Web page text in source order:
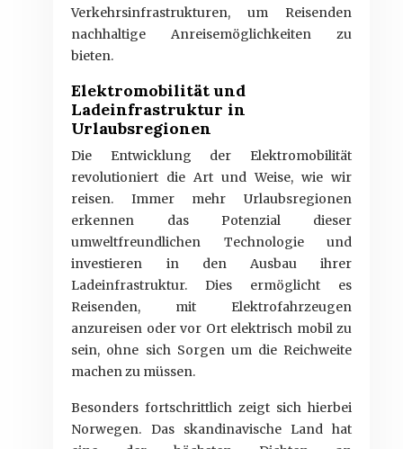
Verkehrsinfrastrukturen, um Reisenden
nachhaltige Anreisemöglichkeiten zu
bieten.
Elektromobilität und
Ladeinfrastruktur in
Urlaubsregionen
Die Entwicklung der Elektromobilität
revolutioniert die Art und Weise, wie wir
reisen. Immer mehr Urlaubsregionen
erkennen das Potenzial dieser
umweltfreundlichen Technologie und
investieren in den Ausbau ihrer
Ladeinfrastruktur. Dies ermöglicht es
Reisenden, mit Elektrofahrzeugen
anzureisen oder vor Ort elektrisch mobil zu
sein, ohne sich Sorgen um die Reichweite
machen zu müssen.
Besonders fortschrittlich zeigt sich hierbei
Norwegen. Das skandinavische Land hat